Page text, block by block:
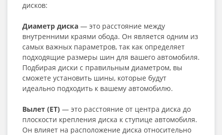
дисков:
Диаметр диска — это расстояние между
внутренними краями обода. Он является одним из
самых важных параметров, так как определяет
подходящие размеры шин для вашего автомобиля.
Подбирая диски с правильным диаметром, вы
сможете установить шины, которые будут
идеально подходить к вашему автомобилю.
Вылет (ET) — это расстояние от центра диска до
плоскости крепления диска к ступице автомобиля.
Он влияет на расположение диска относительно